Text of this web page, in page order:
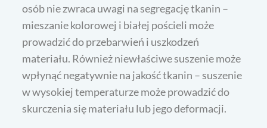
osób nie zwraca uwagi na segregację tkanin –
mieszanie kolorowej i białej pościeli może
prowadzić do przebarwień i uszkodzeń
materiału. Również niewłaściwe suszenie może
wpłynąć negatywnie na jakość tkanin – suszenie
w wysokiej temperaturze może prowadzić do
skurczenia się materiału lub jego deformacji.